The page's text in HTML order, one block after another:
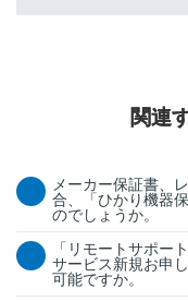
関連
メーカー保証書、
合、「ひかり機器
のでしょうか。
「リモートサポー
サービス新規お申
可能ですか。